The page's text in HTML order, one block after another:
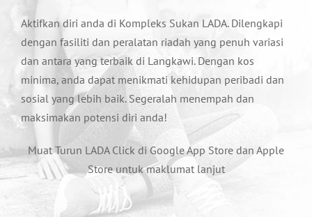
Aktifkan diri anda di Kompleks Sukan LADA. Dilengkapi
dengan fasiliti dan peralatan riadah yang penuh variasi
dan antara yang terbaik di Langkawi. Dengan kos
minima, anda dapat menikmati kehidupan peribadi dan
sosial yang lebih baik. Segeralah menempah dan
maksimakan potensi diri anda!
Muat Turun LADA Click di Google App Store dan Apple
Store untuk maklumat lanjut